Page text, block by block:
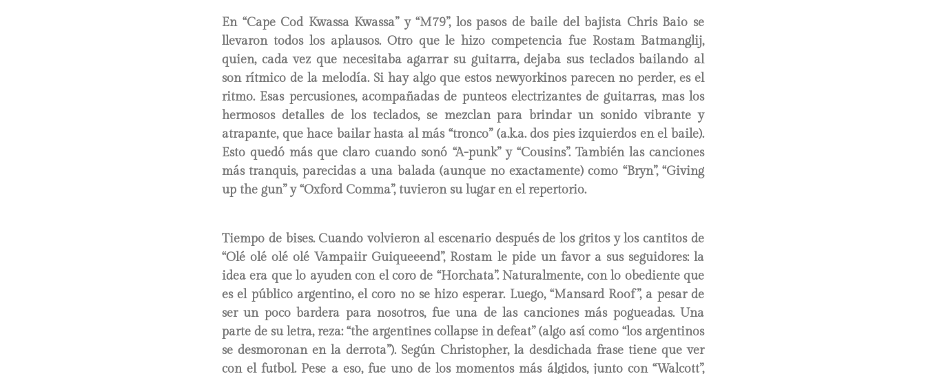
En “Cape Cod Kwassa Kwassa” y “M79”, los pasos de baile del bajista Chris Baio se
llevaron todos los aplausos. Otro que le hizo competencia fue Rostam Batmanglij,
quien, cada vez que necesitaba agarrar su guitarra, dejaba sus teclados bailando al
son rítmico de la melodía. Si hay algo que estos newyorkinos parecen no perder, es el
ritmo. Esas percusiones, acompañadas de punteos electrizantes de guitarras, mas los
hermosos detalles de los teclados, se mezclan para brindar un sonido vibrante y
atrapante, que hace bailar hasta al más “tronco” (a.k.a. dos pies izquierdos en el baile).
Esto quedó más que claro cuando sonó “A-punk” y “Cousins”. También las canciones
más tranquis, parecidas a una balada (aunque no exactamente) como “Bryn”, “Giving
up the gun” y “Oxford Comma”, tuvieron su lugar en el repertorio.
Tiempo de bises.Cuando volvieron al escenario después de los gritos y los cantitos de
“Olé olé olé olé Vampaiir Guiqueeend”, Rostam le pide un favor a sus seguidores: la
idea era que lo ayuden con el coro de “Horchata”. Naturalmente, con lo obediente que
es el público argentino, el coro no se hizo esperar. Luego, “Mansard Roof”, a pesar de
ser un poco bardera para nosotros, fue una de las canciones más pogueadas. Una
parte de su letra, reza: “the argentines collapse in defeat” (algo así como “los argentinos
se desmoronan en la derrota”). Según Christopher, la desdichada frase tiene que ver
con el futbol. Pese a eso, fue uno de los momentos más álgidos, junto con “Walcott”,